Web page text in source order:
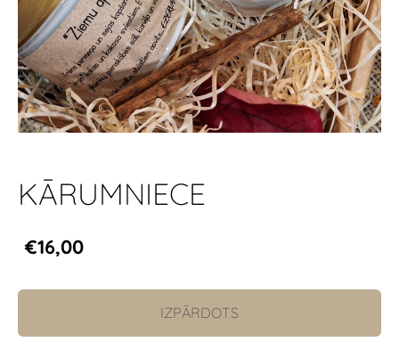
KĀRUMNIECE
€16,00
IZPĀRDOTS